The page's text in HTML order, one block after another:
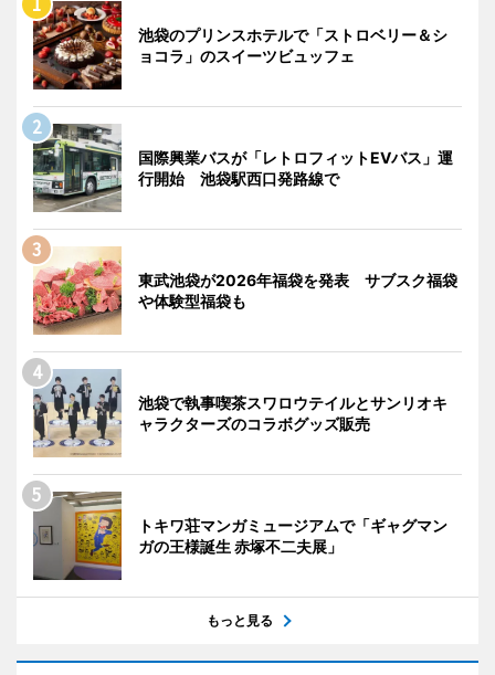
池袋のプリンスホテルで「ストロベリー＆シ
ョコラ」のスイーツビュッフェ
国際興業バスが「レトロフィットEVバス」運
行開始 池袋駅西口発路線で
東武池袋が2026年福袋を発表 サブスク福袋
や体験型福袋も
池袋で執事喫茶スワロウテイルとサンリオキ
ャラクターズのコラボグッズ販売
トキワ荘マンガミュージアムで「ギャグマン
ガの王様誕生 赤塚不二夫展」
もっと見る